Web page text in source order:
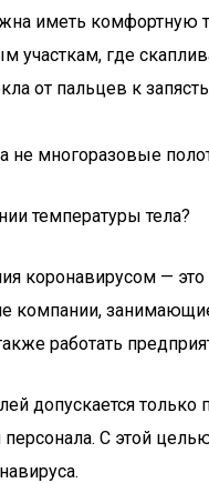
иметь комфортную
участкам, где
от пальцев к
не многоразовые
температуры тела?
коронавирусом —
компании,
работать
допускается
персонала. С этой